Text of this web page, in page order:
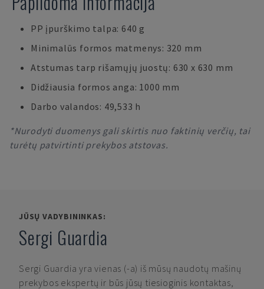
PP įpurškimo talpa: 640 g
Minimalūs formos matmenys: 320 mm
Atstumas tarp rišamųjų juostų: 630 x 630 mm
Didžiausia formos anga: 1000 mm
Darbo valandos: 49,533 h
*Nurodyti duomenys gali skirtis nuo faktinių verčių, tai
turėtų patvirtinti prekybos atstovas.
JŪSŲ VADYBININKAS:
Sergi Guardia
Sergi Guardia yra vienas (-a) iš mūsų naudotų mašinų
prekybos ekspertų ir būs jūsų tiesioginis kontaktas,